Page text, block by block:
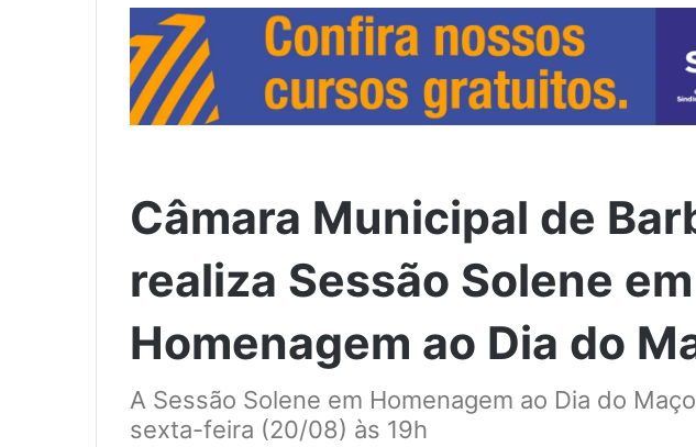
Câmara Municipal de
realiza Sessão Solene em
Homenagem ao Dia do
A Sessão Solene em Homenagem ao Dia do
sexta-feira (20/08) às 19h